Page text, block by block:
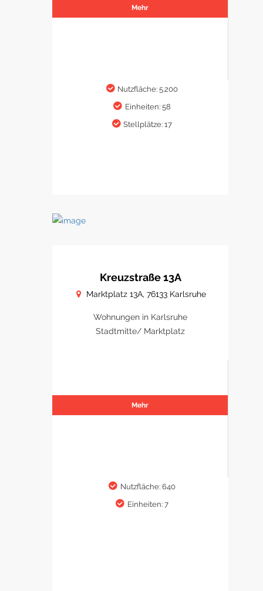
Mehr
Nutzfläche: 5.200
Einheiten: 58
Stellplätze: 17
Kreuzstraße 13A
Marktplatz 13A, 76133 Karlsruhe
Wohnungen in Karlsruhe
Stadtmitte/ Marktplatz
Mehr
Nutzfläche: 640
Einheiten: 7